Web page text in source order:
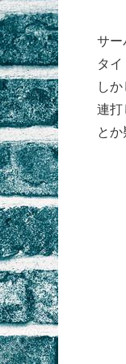
サー
タ
しか
連打
と